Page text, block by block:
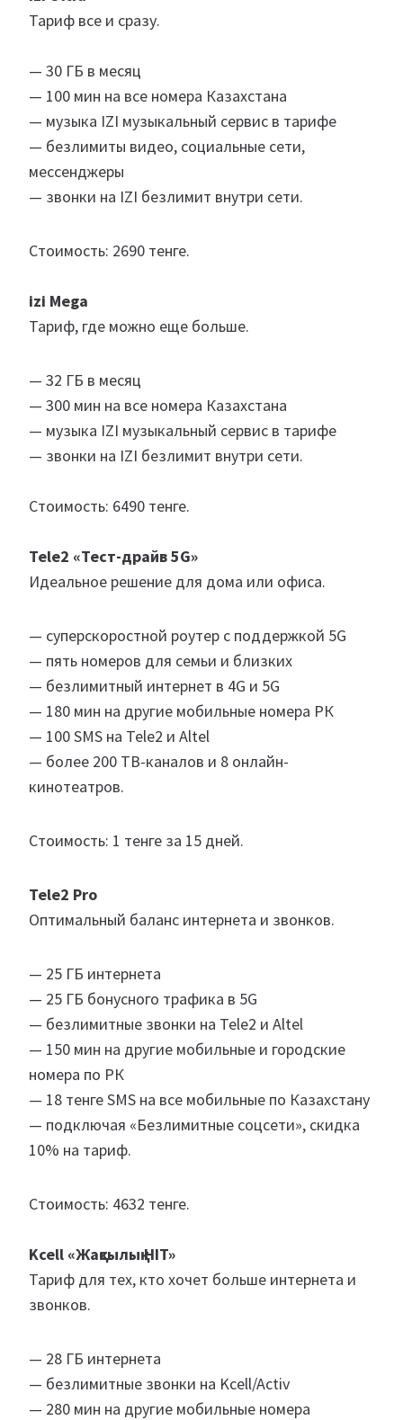
Тариф все и сразу.
— 30 ГБ в месяц
— 100 мин на все номера Казахстана
— музыка IZI музыкальный сервис в тарифе
— безлимиты видео, социальные сети,
мессенджеры
— звонки на IZI безлимит внутри сети.
Стоимость: 2690 тенге.
izi Mega
Тариф, где можно еще больше.
— 32 ГБ в месяц
— 300 мин на все номера Казахстана
— музыка IZI музыкальный сервис в тарифе
— звонки на IZI безлимит внутри сети.
Стоимость: 6490 тенге.
Tele2 «Тест-драйв 5G»
Идеальное решение для дома или офиса.
— суперскоростной роутер с поддержкой 5G
— пять номеров для семьи и близких
— безлимитный интернет в 4G и 5G
— 180 мин на другие мобильные номера РК
— 100 SMS на Tele2 и Altel
— более 200 ТВ-каналов и 8 онлайн-
кинотеатров.
Стоимость: 1 тенге за 15 дней.
Tele2 Pro
Оптимальный баланс интернета и звонков.
— 25 ГБ интернета
— 25 ГБ бонусного трафика в 5G
— безлимитные звонки на Tele2 и Altel
— 150 мин на другие мобильные и городские
номера по РК
— 18 тенге SMS на все мобильные по Казахстану
— подключая «Безлимитные соцсети», скидка
10% на тариф.
Стоимость: 4632 тенге.
Kcell «Жақсылық HIT»
Тариф для тех, кто хочет больше интернета и
звонков.
— 28 ГБ интернета
— безлимитные звонки на Kcell/Activ
— 280 мин на другие мобильные номера